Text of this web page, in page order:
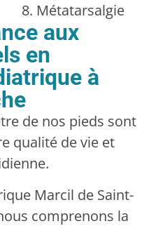
Métatarsalgie
aux
en
à
de nos pieds sont
qualité de vie et
Marcil de Saint-
comprenons la